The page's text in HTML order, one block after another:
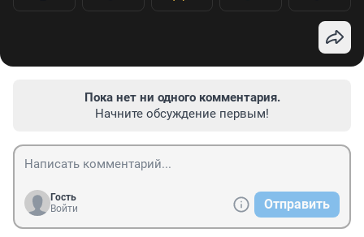
Пока нет ни одного комментария.
Начните обсуждение первым!
Гость
Войти
Отправить